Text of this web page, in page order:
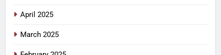
April 2025
March 2025